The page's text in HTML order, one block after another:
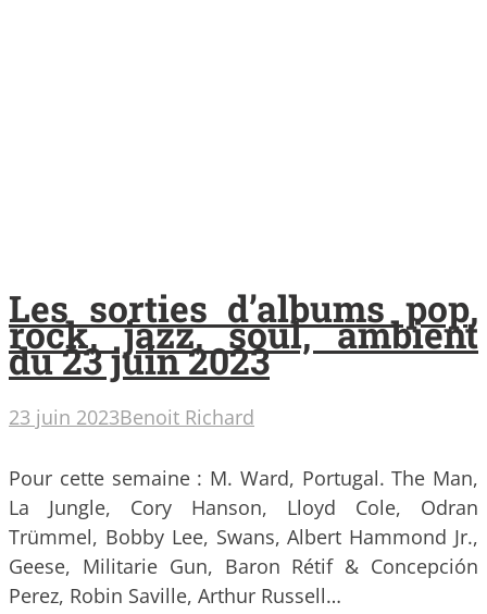
Les sorties d’albums pop,
rock, jazz, soul, ambient
du 23 juin 2023
23 juin 2023Benoit Richard
Pour cette semaine : M. Ward, Portugal. The Man,
La Jungle, Cory Hanson, Lloyd Cole, Odran
Trümmel, Bobby Lee, Swans, Albert Hammond Jr.,
Geese, Militarie Gun, Baron Rétif & Concepción
Perez, Robin Saville, Arthur Russell…